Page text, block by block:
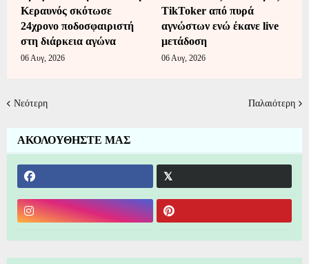
Κεραυνός σκότωσε
24χρονο ποδοσφαιριστή
στη διάρκεια αγώνα
06 Αυγ, 2026
TikToker από πυρά
αγνώστων ενώ έκανε live
μετάδοση
06 Αυγ, 2026
Νεότερη Παλαιότερη
ΑΚΟΛΟΥΘΗΣΤΕ ΜΑΣ